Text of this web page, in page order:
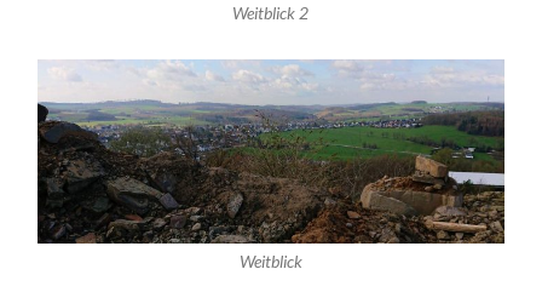
Weitblick 2
Weitblick